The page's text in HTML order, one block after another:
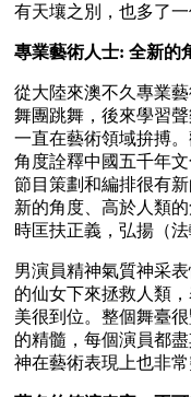
有天壤之別，也多了
專業藝術人士: 全新的
從大陸來澳不久專業
舞團跳舞，後來學習
一直在藝術領域拚搏
角度詮釋中國五千年
節目策劃和編排很有
新的角度、高於人類
時匡扶正義，弘揚（
男演員精神氣質神采
的仙女下來拯救人類
美很到位。整個舞臺
的精髓，每個演員都
神在藝術表現上也非常